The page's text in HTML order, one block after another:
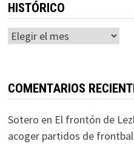
HISTÓRICO
Histórico
COMENTARIOS
Sotero en El frontón de
acoger partidos de